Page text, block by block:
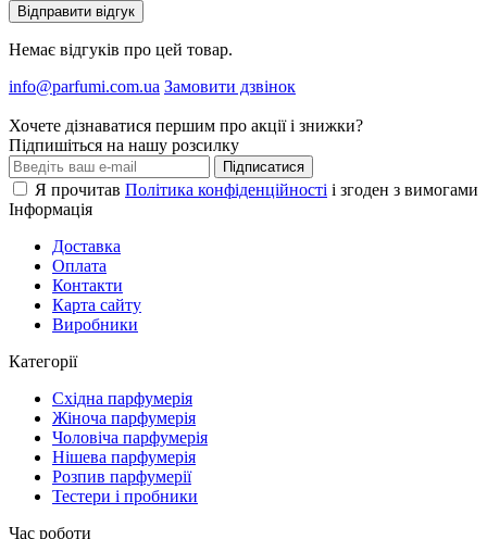
Відправити відгук
Немає відгуків про цей товар.
info@parfumi.com.ua Замовити дзвінок
Хочете дізнаватися першим про акції і знижки?
Підпишіться на нашу розсилку
Підписатися
Я прочитав Політика конфіденційності і згоден з вимогами
Інформація
Доставка
Оплата
Контакти
Карта сайту
Виробники
Категорії
Східна парфумерія
Жіноча парфумерія
Чоловіча парфумерія
Нішева парфумерія
Розпив парфумерії
Тестери і пробники
Час роботи